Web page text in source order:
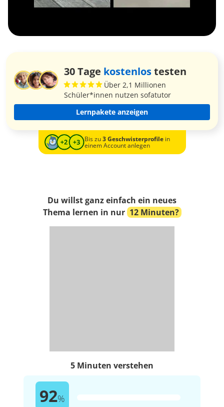
30 Tage kostenlostesten
Über 2,1 Millionen
Schüler*innen nutzen sofatutor
Lernpakete anzeigen
Bis zu3 Geschwisterprofilein
einem Account anlegen
Du willst ganz einfach ein neues
Thema lernen in nur 12 Minuten?
5 Minuten verstehen
92%